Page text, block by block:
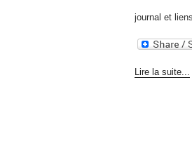
journal et
Lire la suite...